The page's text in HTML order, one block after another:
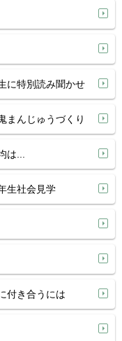
に特別読み聞かせ
まんじゅうづくり
...
生社会見学
付き合うには